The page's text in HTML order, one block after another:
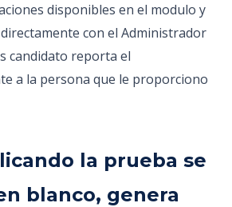
disponibles en el modulo y
con el Administrador
candidato reporta el
a la persona que le proporciono
la prueba se
blanco, genera